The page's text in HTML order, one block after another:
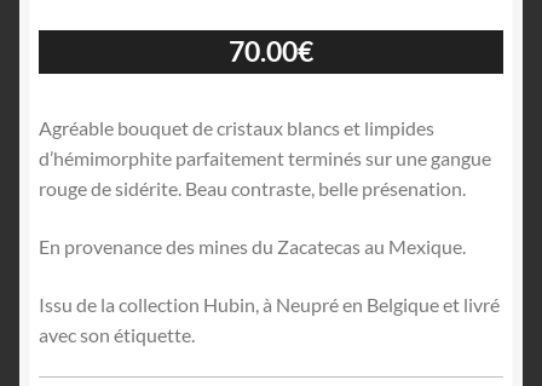
70.00€
Agréable bouquet de cristaux blancs et limpides
d’hémimorphite parfaitement terminés sur une gangue
rouge de sidérite. Beau contraste, belle présenation.
En provenance des mines du Zacatecas au Mexique.
Issu de la collection Hubin, à Neupré en Belgique et livré
avec son étiquette.